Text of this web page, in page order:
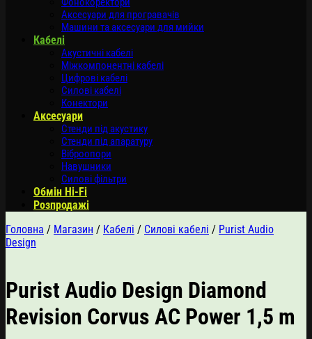
Аксесуари для програвачів
Машини та аксесуари для мийки
Кабелі
Акустичні кабелі
Міжкомпонентні кабелі
Цифрові кабелі
Силові кабелі
Конектори
Аксесуари
Стенди під акустику
Стенди під апаратуру
Віброопори
Навушники
Силові фільтри
Обмін Hi-Fi
Розпродажі
Головна / Магазин / Кабелі / Силові кабелі / Purist Audio
Design
Purist Audio Design Diamond
Revision Corvus AC Power 1,5 m